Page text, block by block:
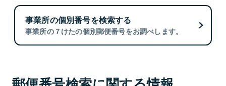
事業所の個別番号を検索する
事業所の７けたの個別郵便番号をお調べします。